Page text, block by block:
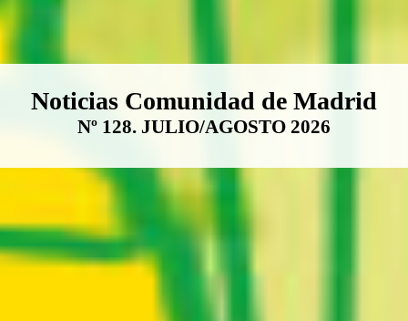
Boletín Noticias Comunidad de
Noticias Comunidad de Madrid
Nº 128. JULIO/AGOSTO 2026